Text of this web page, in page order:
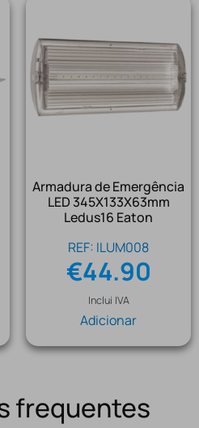
Armadura de Emergência
LED 345X133X63mm
Ledus16 Eaton
REF: ILUM008
€44.90
Inclui IVA
Adicionar
frequentes